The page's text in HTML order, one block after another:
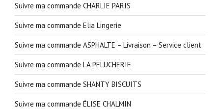
Suivre ma commande CHARLIE PARIS
Suivre ma commande Elia Lingerie
Suivre ma commande ASPHALTE – Livraison – Service client
Suivre ma commande LA PELUCHERIE
Suivre ma commande SHANTY BISCUITS
Suivre ma commande ÉLISE CHALMIN